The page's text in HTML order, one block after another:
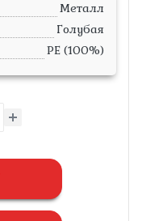
Металл
Голубая
PE (100%)